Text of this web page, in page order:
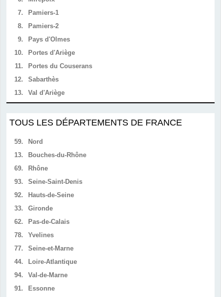
7.
Pamiers-1
8.
Pamiers-2
9.
Pays d'Olmes
10.
Portes d'Ariège
11.
Portes du Couserans
12.
Sabarthès
13.
Val d'Ariège
TOUS LES DÉPARTEMENTS DE FRANCE
59.
Nord
13.
Bouches-du-Rhône
69.
Rhône
93.
Seine-Saint-Denis
92.
Hauts-de-Seine
33.
Gironde
62.
Pas-de-Calais
78.
Yvelines
77.
Seine-et-Marne
44.
Loire-Atlantique
94.
Val-de-Marne
91.
Essonne